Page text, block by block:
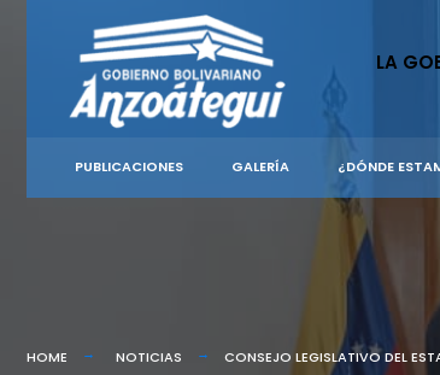
content
LA
PUBLICACIONES GALERÍA ¿DÓNDE
HOME NOTICIAS CONSEJO LEGISLATIVO DEL